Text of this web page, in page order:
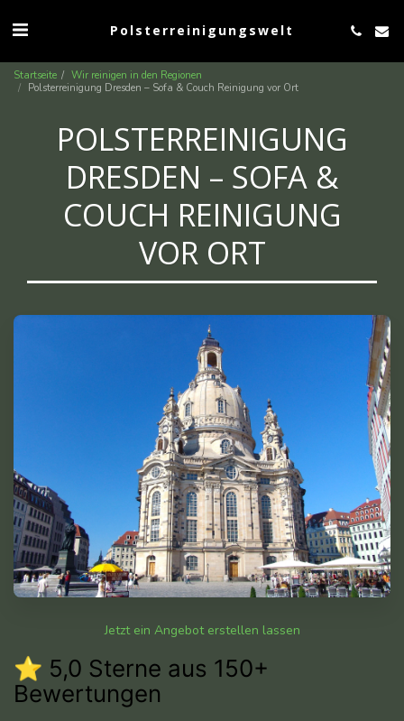
Polsterreinigungswelt
Startseite
Wir reinigen in den Regionen
Polsterreinigung Dresden – Sofa & Couch Reinigung vor Ort
POLSTERREINIGUNG
DRESDEN – SOFA &
COUCH REINIGUNG
VOR ORT
Jetzt ein Angebot erstellen lassen
⭐ 5,0 Sterne aus 150+
Bewertungen